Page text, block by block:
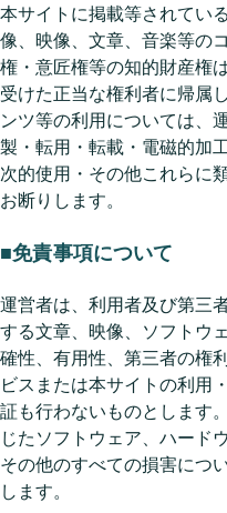
本サイトに掲載等されてい
像、映像、文章、音楽等の
権・意匠権等の知的財産権
受けた正当な権利者に帰属
ンツ等の利用については、
製・転用・転載・電磁的加
次的使用・その他これらに
お断りします。
■免責事項について
運営者は、利用者及び第三
する文章、映像、ソフトウ
確性、有用性、第三者の権
ビスまたは本サイトの利用
証も行わないものとします
じたソフトウェア、ハード
その他のすべての損害につ
します。